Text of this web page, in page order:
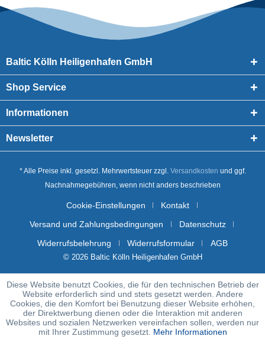
Baltic Kölln Heiligenhafen GmbH
Shop Service
Informationen
Newsletter
* Alle Preise inkl. gesetzl. Mehrwertsteuer zzgl. Versandkosten und ggf.
Nachnahmegebühren, wenn nicht anders beschrieben
Cookie-Einstellungen
Kontakt
Versand und Zahlungsbedingungen
Datenschutz
Widerrufsbelehrung
Widerrufsformular AGB
© 2026 Baltic Kölln Heiligenhafen GmbH
Diese Website benutzt Cookies, die für den technischen Betrieb der
Website erforderlich sind und stets gesetzt werden. Andere
Cookies, die den Komfort bei Benutzung dieser Website erhöhen,
der Direktwerbung dienen oder die Interaktion mit anderen
Websites und sozialen Netzwerken vereinfachen sollen, werden nur
mit Ihrer Zustimmung gesetzt. Mehr Informationen